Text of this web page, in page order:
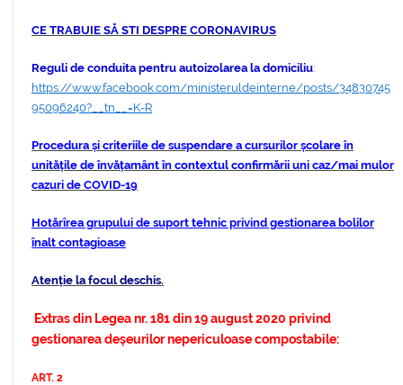
CE TRABUIE SĂ STI DESPRE CORONAVIRUS
Reguli de conduita pentru autoizolarea la domiciliu:
https://www.facebook.com/ministeruldeinterne/posts/34830745
95096240?__tn__=K-R
Procedura și criteriile de suspendare a cursurilor școlare în
unitățile de învățamânt în contextul confirmării uni caz/mai mulor
cazuri de COVID-19
Hotărîrea grupului de suport tehnic privind gestionarea bolilor
înalt contagioase
Atenție la focul deschis.
Extras din Legea nr. 181 din 19 august 2020 privind
gestionarea deșeurilor nepericuloase compostabile:
ART. 2